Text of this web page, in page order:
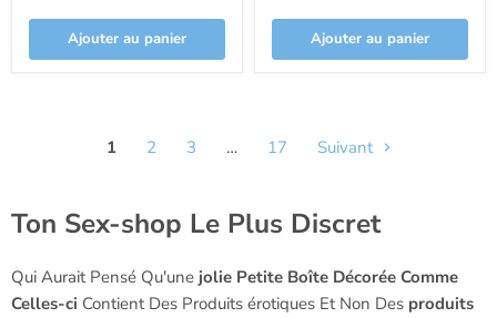
Ajouter au panier Ajouter au panier
1 2 3 … 17 Suivant
Ton Sex-shop Le Plus Discret
Qui Aurait Pensé Qu'une jolie Petite Boîte Décorée Comme
Celles-ci Contient Des Produits érotiques Et Non Des produits